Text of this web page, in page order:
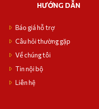
HƯỚNG DẪN
Báo giá hỗ trợ
Câu hỏi thường gặp
Về chúng tôi
Tin nội bộ
Liên hệ